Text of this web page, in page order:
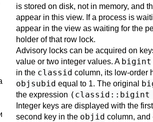
is stored on disk, not in memory, and
appear in this view. If a process is
appear in the view as waiting for the
holder of that row lock.
Advisory locks can be acquired on
value or two integer values. A bigint
in the classid column, its low-order
objsubid equal to 1. The original
the expression
Integer keys are displayed with the
second key in the objid column, and